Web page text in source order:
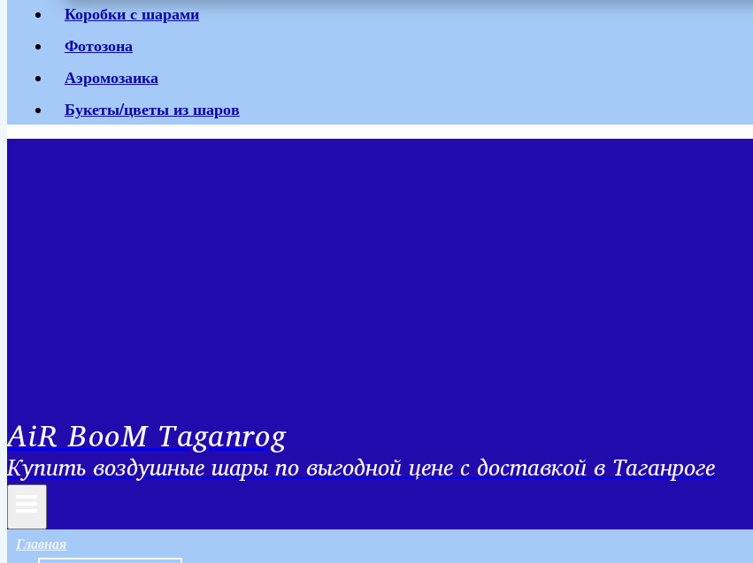
Коробки с шарами
Фотозона
Аэромозаика
Букеты/цветы из шаров
AiR BooM Taganrog
Купить воздушные шары по выгодной цене с доставкой в Таганроге
Главная